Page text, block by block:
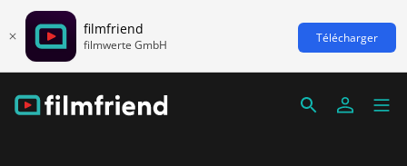
filmfriend
filmwerte GmbH Télécharger